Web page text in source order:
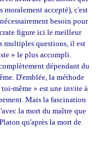
moralement accepté), c'est
besoin pour
figure ici le meilleur
multiples questions, il est
» le plus accompli.
dépendant du
D'emblée, la méthode
même » est une invite à
Mais la fascination
la mort du maître que
qu'après la mort de